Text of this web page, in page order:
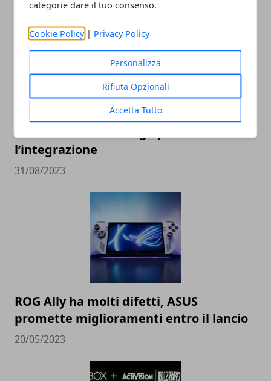
categorie dare il tuo consenso.
Cookie Policy | Privacy Policy
Personalizza
Rifiuta Opzionali
Accetta Tutto
Come Funziona Google Analytics 4:
cambiamenti e consigli per
l’integrazione
31/08/2023
ROG Ally ha molti difetti, ASUS
promette miglioramenti entro il lancio
20/05/2023